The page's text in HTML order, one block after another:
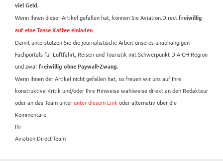
viel Geld.
Wenn Ihnen dieser Artikel gefallen hat, können Sie Aviation.Direct freiwillig
auf eine Tasse Kaffee einladen
Damit unterstützen Sie die journalistische Arbeit unseres unabhängigen
Fachportals für Luftfahrt, Reisen und Touristik mit Schwerpunkt D-A-CH-Region
und zwar freiwillig ohne Paywall-Zwang.
Wenn Ihnen der Artikel nicht gefallen hat, so freuen wir uns auf Ihre
konstruktive Kritik und/oder Ihre Hinweise wahlweise direkt an den Redakteur
oder an das Team unterunter diesem Link oder alternativ über die
Kommentare.
Ihr
Aviation.Direct-Team